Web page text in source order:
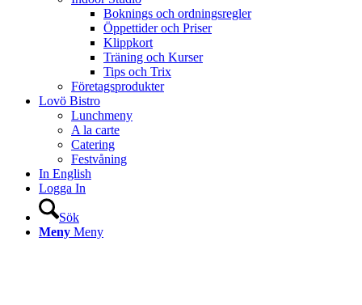
Boknings och ordningsregler
Öppettider och Priser
Klippkort
Träning och Kurser
Tips och Trix
Företagsprodukter
Lovö Bistro
Lunchmeny
A la carte
Catering
Festvåning
In English
Logga In
Sök
Meny Meny